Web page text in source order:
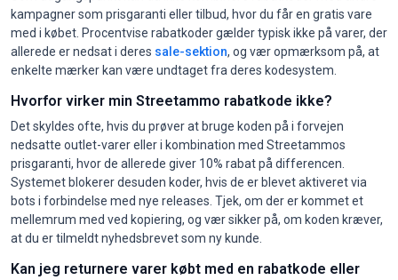
kampagner som prisgaranti eller tilbud, hvor du får en gratis vare
med i købet. Procentvise rabatkoder gælder typisk ikke på varer, der
allerede er nedsat i deres sale-sektion, og vær opmærksom på, at
enkelte mærker kan være undtaget fra deres kodesystem.
Hvorfor virker min Streetammo rabatkode ikke?
Det skyldes ofte, hvis du prøver at bruge koden på i forvejen
nedsatte outlet-varer eller i kombination med Streetammos
prisgaranti, hvor de allerede giver 10% rabat på differencen.
Systemet blokerer desuden koder, hvis de er blevet aktiveret via
bots i forbindelse med nye releases. Tjek, om der er kommet et
mellemrum med ved kopiering, og vær sikker på, om koden kræver,
at du er tilmeldt nyhedsbrevet som ny kunde.
Kan jeg returnere varer købt med en rabatkode eller